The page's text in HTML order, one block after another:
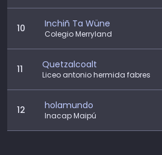
10 Inchiñ Ta Wüne
Colegio Merryland
11 Quetzalcoalt
Liceo antonio hermida fabres
12 holamundo
Inacap Maipú